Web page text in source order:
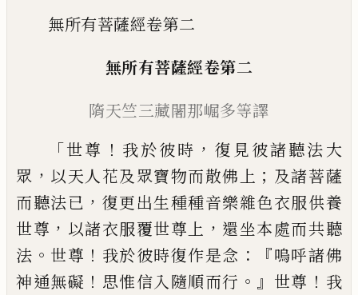
無所有菩薩經卷第二
無所有菩薩經卷第二
隋天竺三藏闍那崛多等譯
「世尊 ！ 我於彼時 ， 復見彼諸聽法大
眾 ， 以天人花及眾寶物而散佛上 ； 及諸菩薩
而聽法已 ， 復更出生種種音樂雜色衣服供養
世尊 ， 以諸衣服覆世尊上 ， 還坐本處而共聽
法 。 世尊 ！ 我於彼時復作是念 ：『嗚呼諸佛
神通無礙 ！ 思惟信入隨順而行 。』 世尊 ！ 我